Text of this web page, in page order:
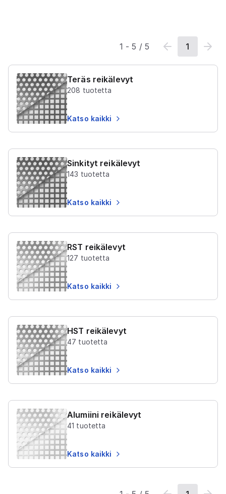
1 -5 / 5 1
Teräs reikälevyt
208 tuotetta
Katso kaikki
Sinkityt reikälevyt
143 tuotetta
Katso kaikki
RST reikälevyt
127 tuotetta
Katso kaikki
HST reikälevyt
47 tuotetta
Katso kaikki
Alumiini reikälevyt
41 tuotetta
Katso kaikki